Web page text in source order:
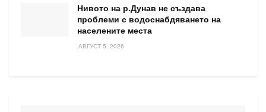
Нивото на р.Дунав не създава
проблеми с водоснабдяването на
населените места
АВГУСТ 5, 2026